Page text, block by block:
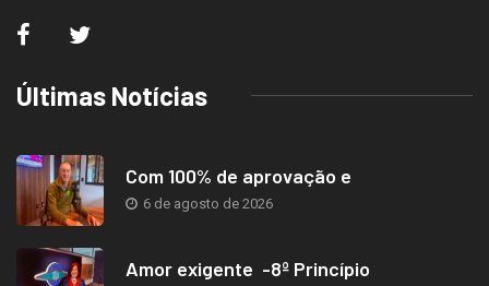
Últimas Notícias
Com 100% de aprovação e
6 de agosto de 2026
Amor exigente -8º Princípio